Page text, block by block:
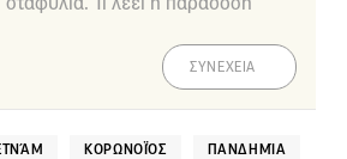
ΣΥΝΕΧΕΙΑ
ΚΟΡΩΝΟΪΌΣ ΠΑΝΔΗΜΊΑ